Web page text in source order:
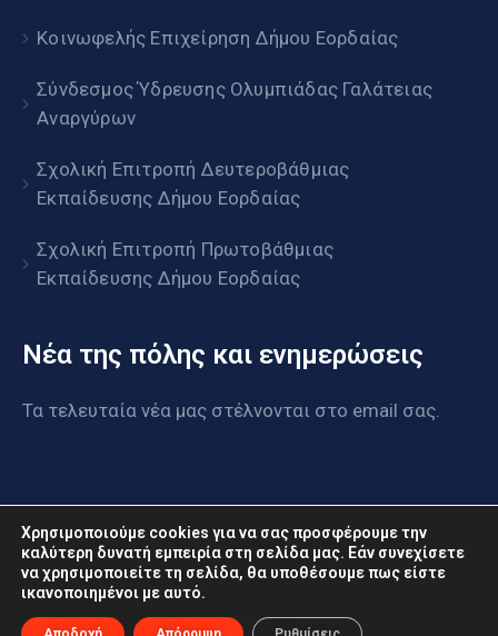
Κοινωφελής Επιχείρηση Δήμου Εορδαίας
Σύνδεσμος Ύδρευσης Ολυμπιάδας Γαλάτειας
Αναργύρων
Σχολική Επιτροπή Δευτεροβάθμιας
Εκπαίδευσης Δήμου Εορδαίας
Σχολική Επιτροπή Πρωτοβάθμιας
Εκπαίδευσης Δήμου Εορδαίας
Νέα της πόλης και ενημερώσεις
Τα τελευταία νέα μας στέλνονται στο email σας.
www.eordaia.gov.gr © 2022. Με επιφύλαξη παντός
δικαιώματος
Χρησιμοποιούμε cookies για να σας προσφέρουμε την
καλύτερη δυνατή εμπειρία στη σελίδα μας. Εάν συνεχίσετε
να χρησιμοποιείτε τη σελίδα, θα υποθέσουμε πως είστε
ικανοποιημένοι με αυτό.